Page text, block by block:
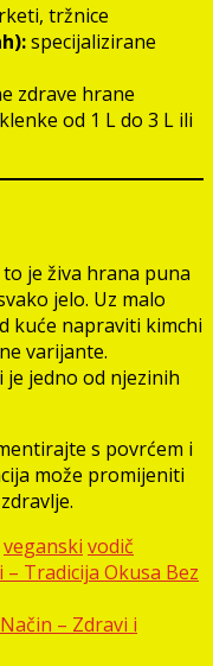
tržnice
specijalizirane
zdrave hrane
od 1 L do 3 L ili
je živa hrana puna
jelo. Uz malo
kuće napraviti kimchi
varijante.
je jedno od njezinih
s povrćem i
može promijeniti
veganski vodič
Tradicija Okusa Bez
– Zdravi i